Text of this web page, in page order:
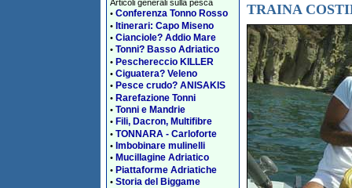
Articoli generali sulla pesca
• Conferenza Tonno Rosso
• Itinerari: Capo Miseno
• Cianciole? Addio Mare
• Tonni? Basso Adriatico
• Peschereccio KILLER
• Ciguatera? Veleno
• Pesce crudo? ANISAKIS
• Rarefazione Tonni
• Tonni e Mandrie
• Fili, Dacron, Multifibre
• TONNARA - Carloforte
• Imbobinare mulinelli
• Mucillagine Adriatico
• Piattaforme Adriatiche
• Storia del Biggame
TRAINA